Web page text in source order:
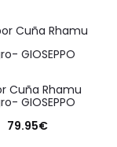
Cuña Rhamu
GIOSEPPO
79.95€